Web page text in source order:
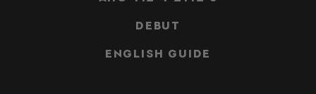
DEBUT
ENGLISH GUIDE